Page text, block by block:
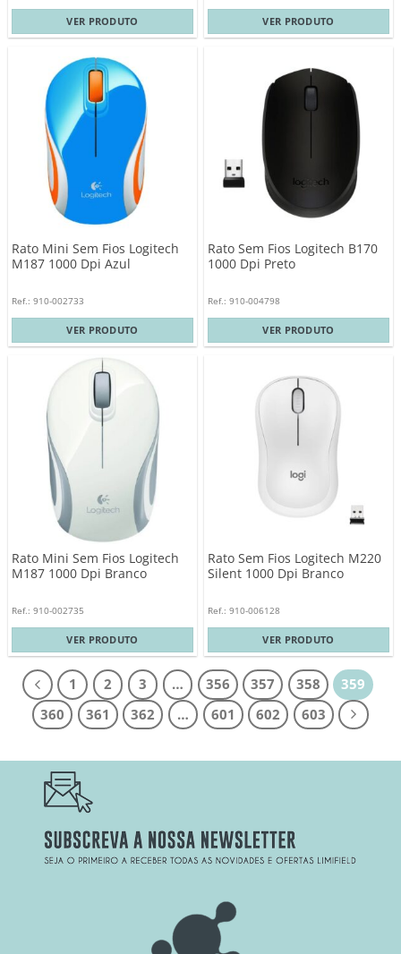
VER PRODUTO VER PRODUTO
Rato Mini Sem Fios Logitech
M187 1000 Dpi Azul
Ref.: 910-002733
VER PRODUTO
Rato Sem Fios Logitech B170
1000 Dpi Preto
Ref.: 910-004798
VER PRODUTO
Rato Mini Sem Fios Logitech
M187 1000 Dpi Branco
Ref.: 910-002735
VER PRODUTO
Rato Sem Fios Logitech M220
Silent 1000 Dpi Branco
Ref.: 910-006128
VER PRODUTO
1 2 3 … 356 357 358
359
360
361 362 … 601 602 603